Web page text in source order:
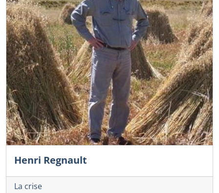
Henri Regnault
La crise